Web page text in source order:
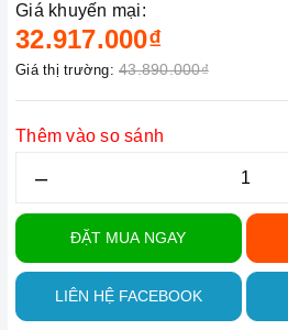
Giá khuyến mại:
32.917.000₫
Giá thị trường: 43.890.000₫
Thêm vào so sánh
–
ĐẶT MUA NGAY
LIÊN HỆ FACEBOOK